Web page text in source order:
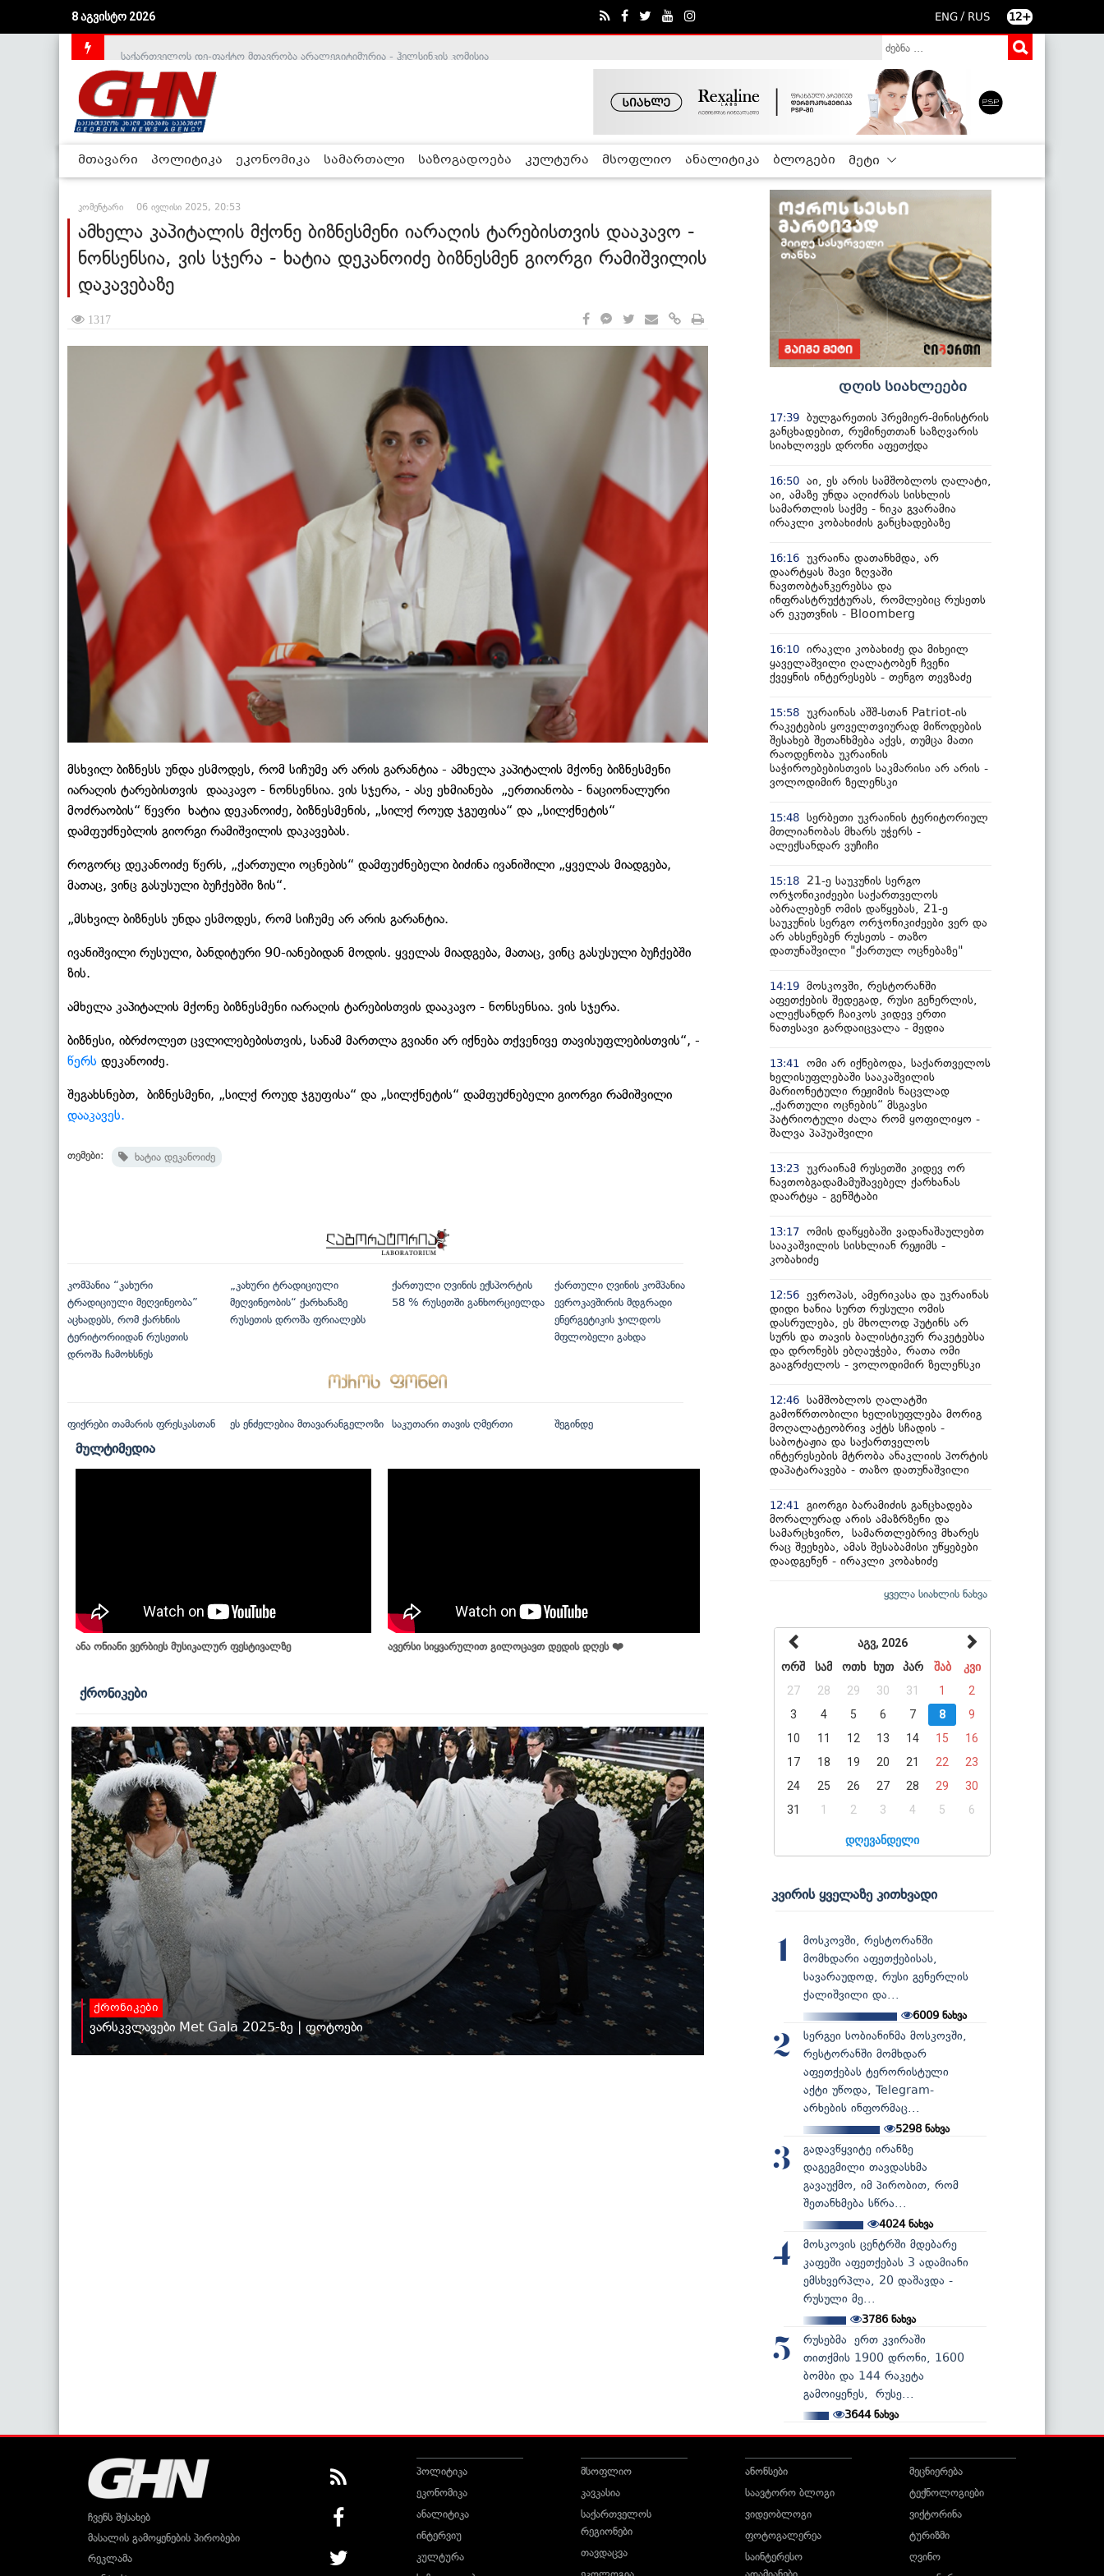
8 აგვისტო 2026 ENG / RUS 12+
მთავარი პოლიტიკა ეკონომიკა სამართალი საზოგადოება კულტურა მსოფლიო ანალიტიკა ბლოგები მეტი
კომენტარი 06 ივლისი 2025, 20:53
ამხელა კაპიტალის მქონე ბიზნესმენი იარაღის ტარებისთვის დააკავო -
ნონსენსია, ვის სჯერა - ხატია დეკანოიძე ბიზნესმენ გიორგი რამიშვილის
დაკავებაზე
1317
მსხვილ ბიზნესს უნდა ესმოდეს, რომ სიჩუმე არ არის გარანტია - ამხელა კაპიტალის მქონე ბიზნესმენი
იარაღის ტარებისთვის დააკავო - ნონსენსია. ვის სჯერა, - ასე ეხმიანება „ერთიანობა - ნაციონალური
მოძრაობის“ წევრი ხატია დეკანოიძე, ბიზნესმენის, „სილქ როუდ ჯგუფისა“ და „სილქნეტის“
დამფუძნებლის გიორგი რამიშვილის დაკავებას.
როგორც დეკანოიძე წერს, „ქართული ოცნების“ დამფუძნებელი ბიძინა ივანიშილი „ყველას მიადგება,
მათაც, ვინც გასუსული ბუჩქებში ზის“.
„მსხვილ ბიზნესს უნდა ესმოდეს, რომ სიჩუმე არ არის გარანტია.
ივანიშვილი რუსული, ბანდიტური 90-იანებიდან მოდის. ყველას მიადგება, მათაც, ვინც გასუსული ბუჩქებში
ზის.
ამხელა კაპიტალის მქონე ბიზნესმენი იარაღის ტარებისთვის დააკავო - ნონსენსია. ვის სჯერა.
ბიზნესი, იბრძოლეთ ცვლილებებისთვის, სანამ მართლა გვიანი არ იქნება თქვენივე თავისუფლებისთვის“, -
წერს დეკანოიძე.
შეგახსნებთ, ბიზნესმენი, „სილქ როუდ ჯგუფისა“ და „სილქნეტის“ დამფუძნებელი გიორგი რამიშვილი
დააკავეს.
თემები: ხატია დეკანოიძე
კომპანია “კახური
ტრადიციული მეღვინეობა”
აცხადებს, რომ ქარხნის
ტერიტორიიდან რუსეთის
დროშა ჩამოხსნეს
„კახური ტრადიციული
მეღვინეობის“ ქარხანაზე
რუსეთის დროშა ფრიალებს
ქართული ღვინის ექსპორტის
58 % რუსეთში განხორციელდა
ქართული ღვინის კომპანია
ევროკავშირის მდგრადი
ენერგეტიკის ჯილდოს
მფლობელი გახდა
ფიქრები თამარის ფრესკასთან ეს ენძელებია მთავარანგელოზი საკუთარი თავის ღმერთი შეგინდე
მულტიმედია
ანა ონიანი ვერბიეს მუსიკალურ ფესტივალზე ავერსი სიყვარულით გილოცავთ დედის დღეს ❤️
ქრონიკები
ქრონიკები
ვარსკვლავები Met Gala 2025-ზე | ფოტოები
დღის სიახლეები
17:39 ბულგარეთის პრემიერ-მინისტრის
განცხადებით, რუმინეთთან საზღვარის
სიახლოვეს დრონი აფეთქდა
16:50 აი, ეს არის სამშობლოს ღალატი,
აი, ამაზე უნდა აღიძრას სისხლის
სამართლის საქმე - ნიკა გვარამია
ირაკლი კობახიძის განცხადებაზე
16:16 უკრაინა დათანხმდა, არ
დაარტყას შავი ზღვაში
ნავთობტანკერებსა და
ინფრასტრუქტურას, რომლებიც რუსეთს
არ ეკუთვნის - Bloomberg
16:10 ირაკლი კობახიძე და მიხეილ
ყაველაშვილი ღალატობენ ჩვენი
ქვეყნის ინტერესებს - თენგო თევზაძე
15:58 უკრაინას აშშ-სთან Patriot-ის
რაკეტების ყოველთვიურად მიწოდების
შესახებ შეთანხმება აქვს, თუმცა მათი
რაოდენობა უკრაინის
საჭიროებებისთვის საკმარისი არ არის -
ვოლოდიმირ ზელენსკი
15:48 სერბეთი უკრაინის ტერიტორიულ
მთლიანობას მხარს უჭერს -
ალექსანდარ ვუჩიჩი
15:18
21-ე საუკუნის სერგო
ორჯონიკიძეები საქართველოს
აბრალებენ ომის დაწყებას, 21-ე
საუკუნის სერგო ორჯონიკიძეები ვერ და
არ ახსენებენ რუსეთს - თაზო
დათუნაშვილი "ქართულ ოცნებაზე"
14:19 მოსკოვში, რესტორანში
აფეთქების შედეგად, რუსი გენერლის,
ალექსანდრ ჩაიკოს კიდევ ერთი
ნათესავი გარდაიცვალა - მედია
13:41
ომი არ იქნებოდა, საქართველოს
ხელისუფლებაში სააკაშვილის
მარიონეტული რეჟიმის ნაცვლად
„ქართული ოცნების“ მსგავსი
პატრიოტული ძალა რომ ყოფილიყო -
შალვა პაპუაშვილი
13:23 უკრაინამ რუსეთში კიდევ ორ
ნავთობგადამამუშავებელ ქარხანას
დაარტყა - გენშტაბი
13:17 ომის დაწყებაში ვადანაშაულებთ
სააკაშვილის სისხლიან რეჟიმს -
კობახიძე
12:56 ევროპას, ამერიკასა და უკრაინას
დიდი ხანია სურთ რუსული ომის
დასრულება, ეს მხოლოდ პუტინს არ
სურს და თავის ბალისტიკურ რაკეტებსა
და დრონებს ებღაუჭება, რათა ომი
გააგრძელოს - ვოლოდიმირ ზელენსკი
12:46 სამშობლოს ღალატში
გამოწრთობილი ხელისუფლება მორიგ
მოღალატეობრივ აქტს სჩადის -
საბოტაჟია და საქართველოს
ინტერესების მტრობა ანაკლიის პორტის
დაპატარავება - თაზო დათუნაშვილი
12:41
გიორგი ბარამიძის განცხადება
მორალურად არის ამაზრზენი და
სამარცხვინო, სამართლებრივ მხარეს
რაც შეეხება, ამას შესაბამისი უწყებები
დაადგენენ - ირაკლი კობახიძე
ყველა სიახლის ნახვა
აგვ, 2026
ორშ
სამ ოთხ ხუთ პარ შაბ
კვი
27
28 29 30 31 1
2
3
4 5 6 7 8
9
10
11 12 13 14 15
16
17
18 19 20 21 22
23
24
25 26 27 28 29
30
31
1 2 3 4 5 6
დღევანდელი
კვირის ყველაზე კითხვადი
1
მოსკოვში, რესტორანში
მომხდარი აფეთქებისას,
სავარაუდოდ, რუსი გენერლის
ქალიშვილი და...
6009 ნახვა
2
სერგეი სობიანინმა მოსკოვში,
რესტორანში მომხდარ
აფეთქებას ტერორისტული
აქტი უწოდა, Telegram-
არხების ინფორმაც...
5298 ნახვა
3
გადავწყვიტე ირანზე
დაგეგმილი თავდასხმა
გავაუქმო, იმ პირობით, რომ
შეთანხმება სწრა...
4024ნახვა
4
მოსკოვის ცენტრში მდებარე
კაფეში აფეთქებას 3 ადამიანი
ემსხვერპლა, 20 დაშავდა -
რუსული მე...
3786ნახვა
5
რუსებმა ერთ კვირაში
თითქმის 1900 დრონი, 1600
ბომბი და 144 რაკეტა
გამოიყენეს, რუსე...
3644ნახვა
ჩვენს შესახებ
მასალის გამოყენების პირობები
რეკლამა
პოლიტიკა
ეკონომიკა
ანალიტიკა
ინტერვიუ
კულტურა
მსოფლიო
კავკასია
საქართველოს
რეგიონები
თავდაცვა
ანონსები
საავტორო ბლოგი
ვიდეობლოგი
ფოტოგალერეა
საინტერესო
მეცნიერება
ტექნოლოგიები
ვიქტორინა
ტურიზმი
ღვინო